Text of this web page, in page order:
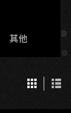
其
其他
Grid
View
List